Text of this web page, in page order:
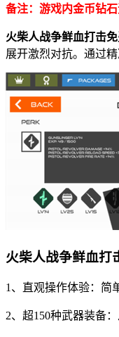
备注：游戏内金币钻石
火柴人战争鲜血打击
展开激烈对抗。通过
火柴人战争鲜血打
1、直观操作体验：简
2、超150种武器装备